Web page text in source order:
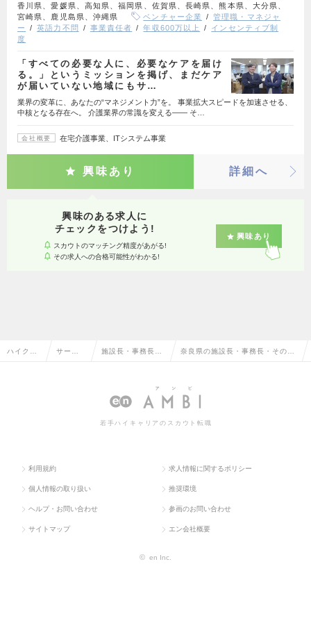
香川県、愛媛県、高知県、福岡県、佐賀県、長崎県、熊本県、大分県、
宮崎県、鹿児島県、沖縄県
ベンチャー企業
管理職・マネジャ
ー
英語力不問 事業責任者 年収600万以上
インセンティブ制
度
「すべての必要な人に、必要なケアを届け
る。」というミッションを掲げ、まだケア
が届いていない地域にもサ…
業界の変革に、あなたの“マネジメント力”を。 事業拡大スピードを加速させる、
中核となる存在へ。 介護業界の常識を変える―― そ…
会社概要 在宅介護事業、ITシステム事業
興味あり 詳細へ
興味のある求人に
チェックをつけよう!
スカウトのマッチング精度があがる!
その求人への合格可能性がわかる!
興味あり
ハイクラ サービ 施設長・事務長・ 奈良県の施設長・事務長・その他
覧
若手ハイキャリアのスカウト転職
利用規約 求人情報に関するポリシー
個人情報の取り扱い 推奨環境
ヘルプ・お問い合わせ 参画のお問い合わせ
サイトマップ エン会社概要
© en Inc.